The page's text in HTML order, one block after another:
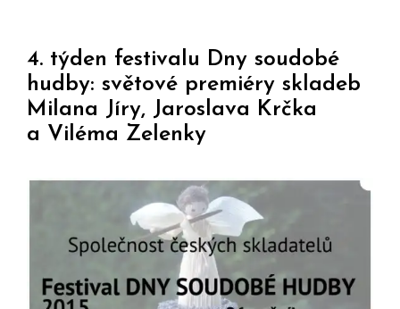
4. týden festivalu Dny soudobé
hudby: světové premiéry skladeb
Milana Jíry, Jaroslava Krčka
a Viléma Zelenky